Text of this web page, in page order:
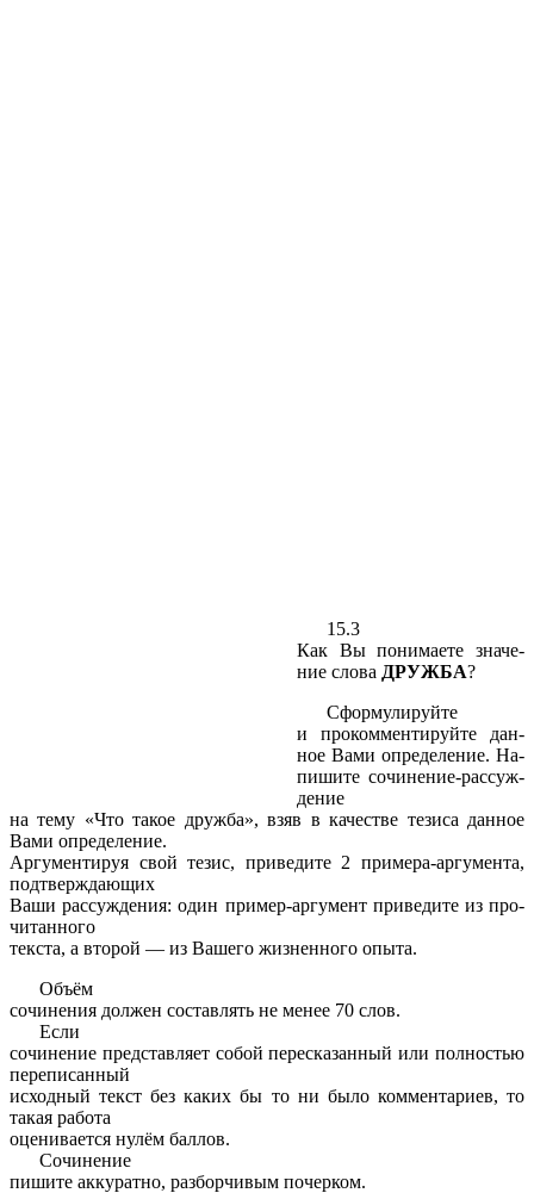
15.3
Как Вы по­ни­ма­е­те зна­че­
ние слова ДРУЖ­БА?
Сфор­му­ли­руй­те
и про­ком­мен­ти­руй­те дан­
ное Вами опре­де­ле­ние. На­
пи­ши­те со­чи­не­ние-рас­суж­
де­ние
на тему «Что такое друж­ба», взяв в ка­че­стве те­зи­са дан­ное
Вами опре­де­ле­ние.
Ар­гу­мен­ти­руя свой тезис, при­ве­ди­те 2 при­ме­ра-ар­гу­мен­та,
под­твер­жда­ю­щих
Ваши рас­суж­де­ния: один при­мер-ар­гу­мент при­ве­ди­те из про­
чи­тан­но­го
тек­ста, а вто­рой — из Ва­ше­го жиз­нен­но­го опыта.
Объём
со­чи­не­ния дол­жен со­став­лять не менее 70 слов.
Если
со­чи­не­ние пред­став­ля­ет собой пе­ре­ска­зан­ный или пол­но­стью
пе­ре­пи­сан­ный
ис­ход­ный текст без каких бы то ни было ком­мен­та­ри­ев, то
такая ра­бо­та
оце­ни­ва­ет­ся нулём бал­лов.
Со­чи­не­ние
пи­ши­те ак­ку­рат­но, раз­бор­чи­вым по­чер­ком.